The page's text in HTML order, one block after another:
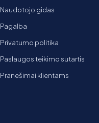
Naudotojo gidas
Pagalba
Privatumo politika
Paslaugos teikimo sutartis
Pranešimai klientams